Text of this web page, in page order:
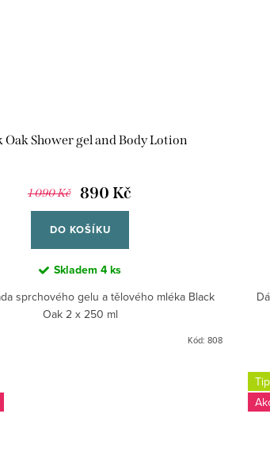
Oak Shower gel and Body Lotion
1 090 Kč 890 Kč
DO KOŠÍKU
Skladem 4 ks
sprchového gelu a tělového mléka Black
Oak 2 x 250 ml
Kód:808
Tip